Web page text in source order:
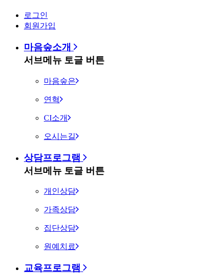
로그인
회원가입
마음숲소개
서브메뉴 토글 버튼
마음숲은
연혁
CI소개
오시는길
상담프로그램
서브메뉴 토글 버튼
개인상담
가족상담
집단상담
원예치료
교육프로그램